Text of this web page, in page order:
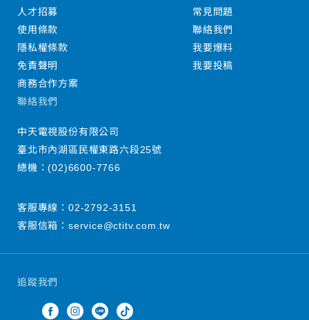
追蹤我們
人才招募
使用條款
隱私權條款
免責聲明
商務合作方案
常見問題
聯絡我們
我要爆料
我要投稿
聯絡我們
中天電視股份有限公司
臺北市內湖區民權東路六段25號
總機：(02)6600-7766
客服專線： 02-2792-3151
客服信箱： service@ctitv.com.tw